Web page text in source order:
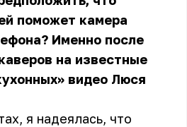
поможет камера
Именно после
на известные
видео Люся
я надеялась, что